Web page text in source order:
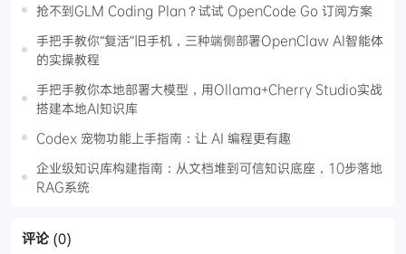
抢不到GLM Coding Plan？试试 OpenCode Go 订阅方案
手把手教你“复活”旧手机，三种端侧部署OpenClaw AI智能体
的实操教程
手把手教你本地部署大模型，用Ollama+Cherry Studio实战
搭建本地AI知识库
Codex 宠物功能上手指南：让 AI 编程更有趣
企业级知识库构建指南：从文档堆到可信知识底座，10步落地
RAG系统
评论 (0)